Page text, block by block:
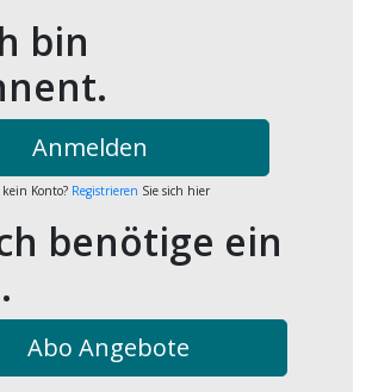
bin
Anmelden
Konto? Registrieren Sie sich hier
benötige ein
Abo Angebote